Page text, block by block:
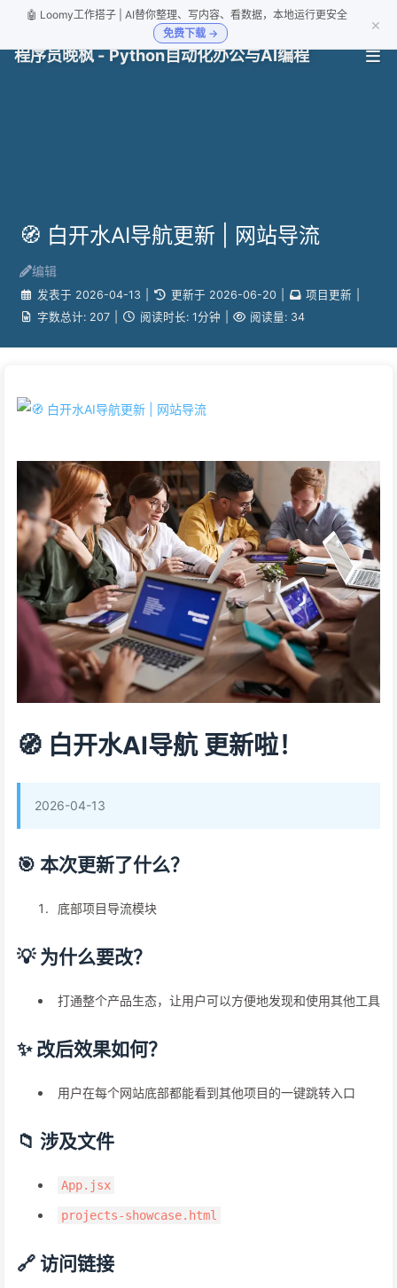
🤖 Loomy工作搭子 | AI替你整理、写内容、看数据，本地运行更安全
免费下载 →
×
程序员晚枫 - Python自动化办公与AI编程
🧭 白开水AI导航更新 | 网站导流
编辑
发表于 2026-04-13 更新于 2026-06-20 项目更新
字数总计: 207 阅读时长: 1分钟 阅读量: 34
🧭 白开水AI导航 更新啦！
2026-04-13
🎯 本次更新了什么？
底部项目导流模块
💡 为什么要改？
打通整个产品生态，让用户可以方便地发现和使用其他工具
✨ 改后效果如何？
用户在每个网站底部都能看到其他项目的一键跳转入口
📁 涉及文件
App.jsx
projects-showcase.html
🔗 访问链接